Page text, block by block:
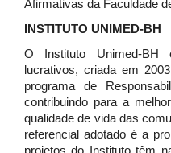
Afirmativas da Faculdade
INSTITUTO UNIMED-BH
O Instituto Unimed-
lucrativos, criada em
programa de
contribuindo para a
qualidade de vida das
referencial adotado é a
projetos do Instituto têm